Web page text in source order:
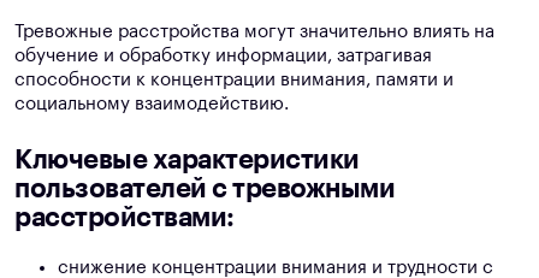
Тревожные расстройства могут значительно влиять на
обучение и обработку информации, затрагивая
способности к концентрации внимания, памяти и
социальному взаимодействию.
Ключевые характеристики
пользователей с тревожными
расстройствами:
снижение концентрации внимания и трудности с